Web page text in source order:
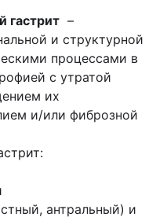
гастрит –
и структурной
процессами в
с утратой
их
и/или фиброзной
антральный) и